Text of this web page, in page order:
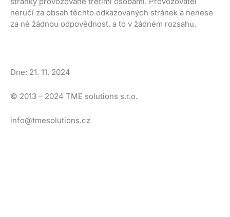
neručí za obsah těchto odkazovaných stránek a nenese
za ně žádnou odpovědnost, a to v žádném rozsahu.
Dne: 21. 11. 2024
© 2013 – 2024 TME solutions s.r.o.
info@tmesolutions.cz